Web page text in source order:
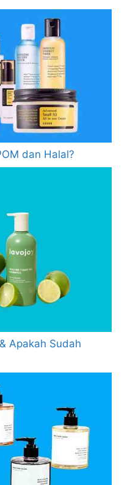
dan Halal?
Apakah Sudah